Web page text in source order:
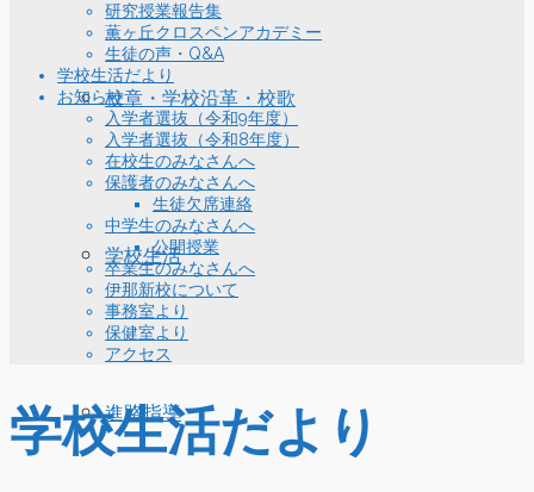
校章・学校沿革・校歌
学校生活
進路指導
研究授業報告集
薫ヶ丘クロスペンアカデミー
生徒の声・Q&A
学校生活だより
お知らせ
入学者選抜（令和9年度）
入学者選抜（令和8年度）
在校生のみなさんへ
保護者のみなさんへ
生徒欠席連絡
中学生のみなさんへ
公開授業
卒業生のみなさんへ
伊那新校について
事務室より
保健室より
アクセス
学校生活だより